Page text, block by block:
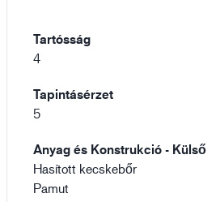
Tartósság
4
Tapintásérzet
5
Anyag és Konstrukció - Külső
Hasított kecskebőr
Pamut